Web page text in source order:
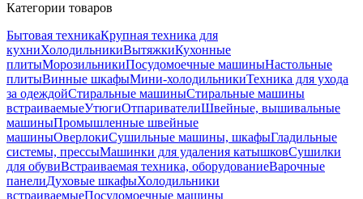
Категории товаров
Бытовая техникаКрупная техника для
кухниХолодильникиВытяжкиКухонные
плитыМорозильникиПосудомоечные машиныНастольные
плитыВинные шкафыМини-холодильникиТехника для ухода
за одеждойСтиральные машиныСтиральные машины
встраиваемыеУтюгиОтпаривателиШвейные, вышивальные
машиныПромышленные швейные
машиныОверлокиСушильные машины, шкафыГладильные
системы, прессыМашинки для удаления катышковСушилки
для обувиВстраиваемая техника, оборудованиеВарочные
панелиДуховые шкафыХолодильники
встраиваемыеПосудомоечные машины